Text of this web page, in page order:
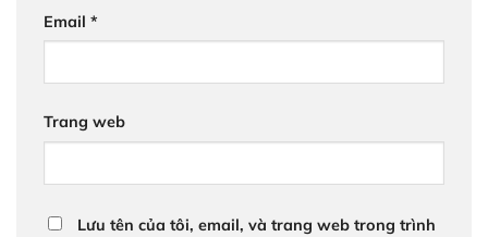
Email *
Trang web
Lưu tên của tôi, email, và trang web trong trình